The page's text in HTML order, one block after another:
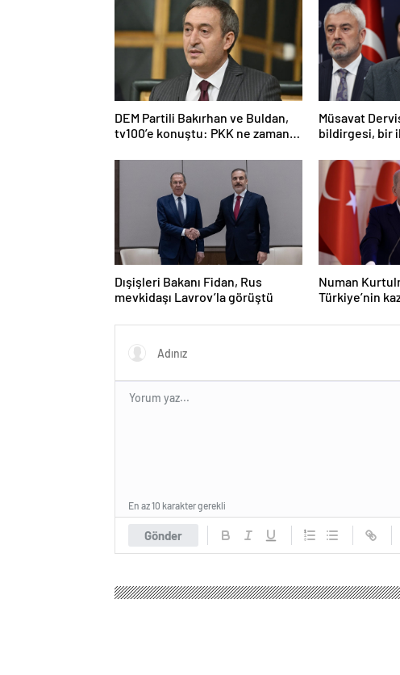
DEM Partili Bakırhan ve Buldan,
tv100’e konuştu: PKK ne zaman
Müsavat
bildirgesi, bir
Dışişleri Bakanı Fidan, Rus
mevkidaşı Lavrov’la görüştü
Numan
Türkiye’nin
Gönder
En az 10 karakter gerekli
TBMM’de
TBMM’de sahipsiz